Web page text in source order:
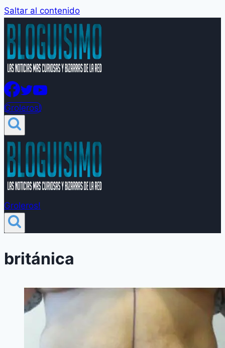
Saltar al contenido
Groleros!
Groleros!
británica